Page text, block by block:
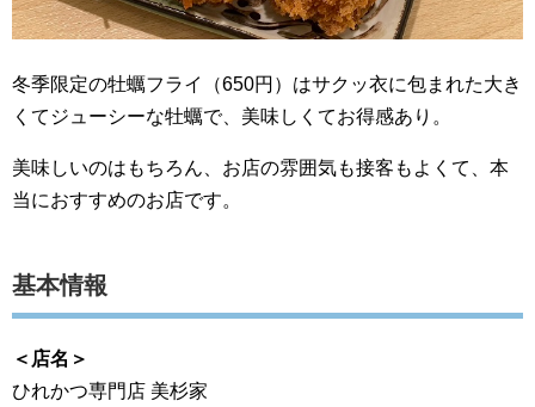
冬季限定の牡蠣フライ（650円）はサクッ衣に包まれた大き
くてジューシーな牡蠣で、美味しくてお得感あり。
美味しいのはもちろん、お店の雰囲気も接客もよくて、本
当におすすめのお店です。
基本情報
＜店名＞
ひれかつ専門店 美杉家